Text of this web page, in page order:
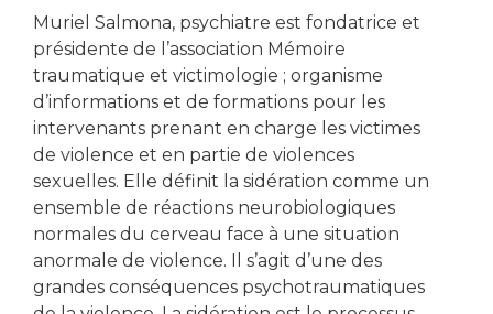
Muriel Salmona, psychiatre est fondatrice et
présidente de l’association Mémoire
traumatique et victimologie ; organisme
d’informations et de formations pour les
intervenants prenant en charge les victimes
de violence et en partie de violences
sexuelles. Elle définit la sidération comme un
ensemble de réactions neurobiologiques
normales du cerveau face à une situation
anormale de violence. Il s’agit d’une des
grandes conséquences psychotraumatiques